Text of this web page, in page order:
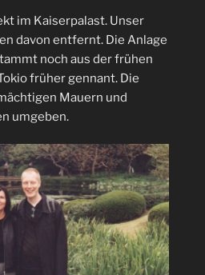
im Kaiserpalast. Unser
davon entfernt. Die Anlage
noch aus der frühen
früher gennant. Die
Mauern und
umgeben.